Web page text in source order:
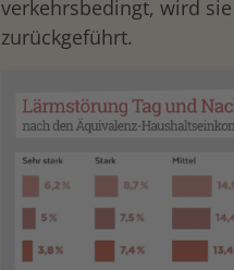
verkehrsbedingt, wird
zurückgeführt.